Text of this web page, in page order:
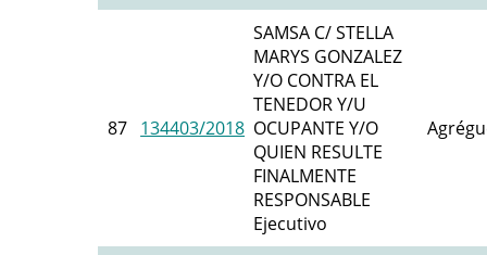
87 134403/2018
SAMSA C/ STELLA
MARYS GONZALEZ
Y/O CONTRA EL
TENEDOR Y/U
OCUPANTE Y/O
QUIEN RESULTE
FINALMENTE
RESPONSABLE
Ejecutivo